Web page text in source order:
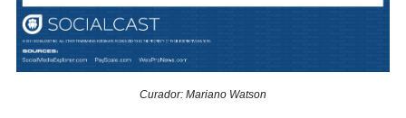
Curador: Mariano Watson